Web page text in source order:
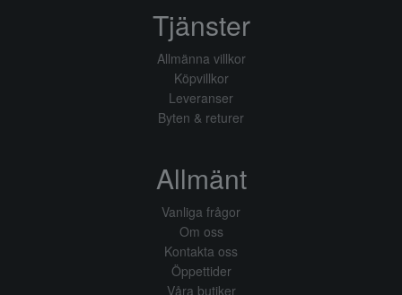
Tjänster
Allmänna villkor
Köpvillkor
Leveranser
Byten & returer
Allmänt
Vanliga frågor
Om oss
Kontakta oss
Öppettider
Våra butiker